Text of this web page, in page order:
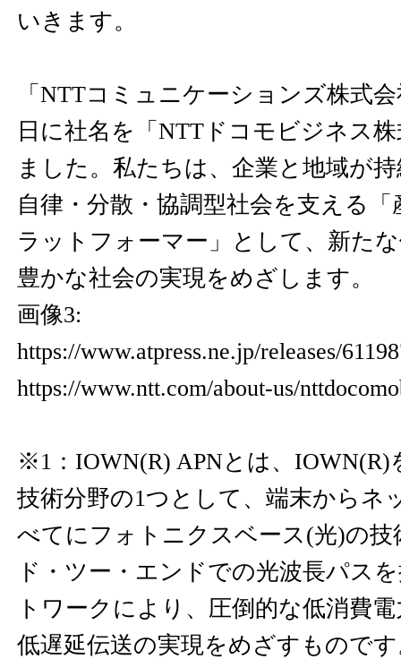
いきます。
「NTTコミュニケーションズ株式
日に社名を「NTTドコモビジネス
ました。私たちは、企業と地域が
自律・分散・協調型社会を支える
ラットフォーマー」として、新た
豊かな社会の実現をめざします。
画像3:
https://www.atpress.ne.jp/releases/
https://www.ntt.com/about-us/
※1：IOWN(R) APNとは、IOWN(R)
技術分野の1つとして、端末からネ
べてにフォトニクスベース(光)の技
ド・ツー・エンドでの光波長パス
トワークにより、圧倒的な低消費
低遅延伝送の実現をめざすもので